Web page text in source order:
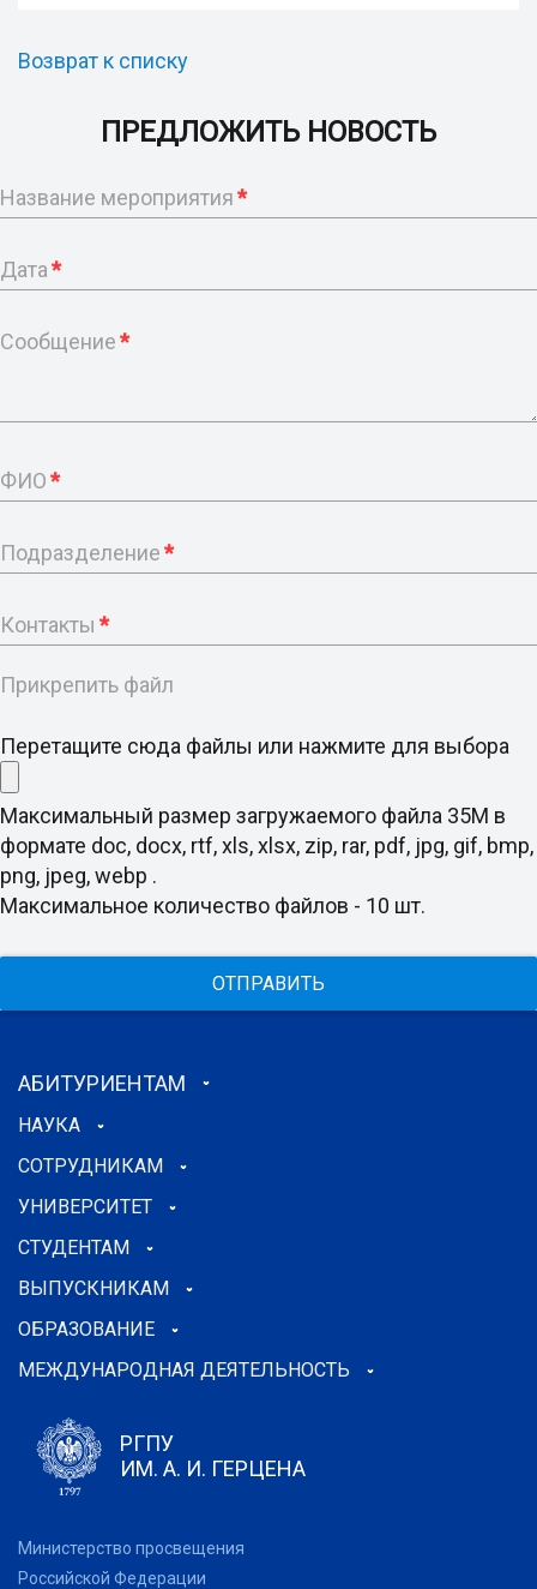
Возврат к списку
ПРЕДЛОЖИТЬ НОВОСТЬ
Название мероприятия*
Дата*
Сообщение*
ФИО*
Подразделение*
Контакты *
Прикрепить файл
Перетащите сюда файлы или нажмите для выбора
Максимальный размер загружаемого файла 35M в
формате doc, docx, rtf, xls, xlsx, zip, rar, pdf, jpg, gif, bmp,
png, jpeg, webp .
Максимальное количество файлов - 10 шт.
ОТПРАВИТЬ
АБИТУРИЕНТАМ
НАУКА
СОТРУДНИКАМ
УНИВЕРСИТЕТ
СТУДЕНТАМ
ВЫПУСКНИКАМ
ОБРАЗОВАНИЕ
МЕЖДУНАРОДНАЯ ДЕЯТЕЛЬНОСТЬ
РГПУ
ИМ. А. И. ГЕРЦЕНА
Министерство просвещения
Российской Федерации